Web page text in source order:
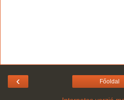
‹ Főoldal